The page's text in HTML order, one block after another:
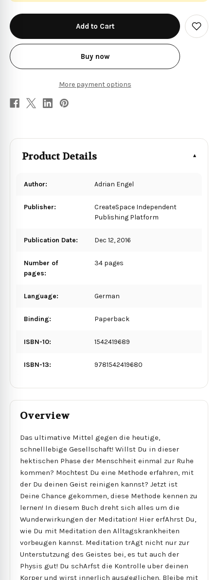
in
stock
Buy now
More payment options
Add
to
Product Details
Author: Adrian Engel
Publisher:
CreateSpace Independent
Publishing Platform
Publication Date: Dec 12, 2016
Number of
pages:
34 pages
Language: German
Binding: Paperback
ISBN-10: 1542419689
ISBN-13: 9781542419680
Overview
Das ultimative Mittel gegen die heutige,
schnelllebige Gesellschaft! Willst Du in dieser
hektischen Phase der Menschheit einmal zur Ruhe
kommen? Mochtest Du eine Methode erfahren, mit
der Du deinen Geist reinigen kannst? Jetzt ist
Deine Chance gekommen, diese Methode kennen zu
lernen! In diesem Buch dreht sich alles um die
Wunderwirkungen der Meditation! Hier erfAhrst Du,
wie Du mit Meditation den Alltagskrankheiten
vorbeugen kannst. Meditation trAgt nicht nur zur
Unterstutzung des Geistes bei, es tut auch der
Physis gut! Du schArfst die Kontrolle uber deinen
Korper und wirst innerlich ausgeglichen. Bleibe mit